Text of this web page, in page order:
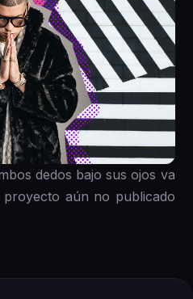
dedos bajo sus ojos va
aún no publicado